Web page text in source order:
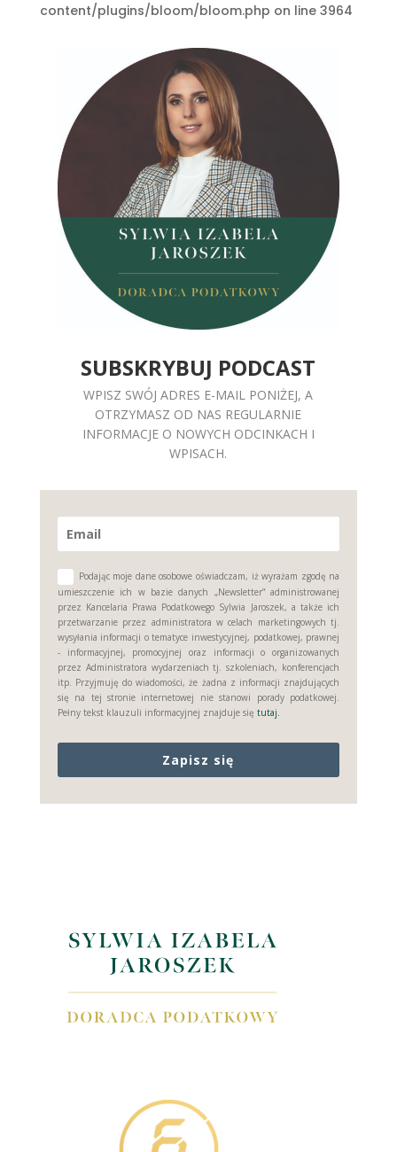
content/plugins/bloom/bloom.php on line 3964
SUBSKRYBUJ PODCAST
WPISZ SWÓJ ADRES E-MAIL PONIŻEJ, A
OTRZYMASZ OD NAS REGULARNIE
INFORMACJE O NOWYCH ODCINKACH I
WPISACH.
Podając moje dane osobowe oświadczam, iż wyrażam zgodę na
umieszczenie ich w bazie danych „Newsletter” administrowanej
przez Kancelaria Prawa Podatkowego Sylwia Jaroszek, a także ich
przetwarzanie przez administratora w celach marketingowych tj.
wysyłania informacji o tematyce inwestycyjnej, podatkowej, prawnej
- informacyjnej, promocyjnej oraz informacji o organizowanych
przez Administratora wydarzeniach tj. szkoleniach, konferencjach
itp. Przyjmuję do wiadomości, że żadna z informacji znajdujących
się na tej stronie internetowej nie stanowi porady podatkowej.
Pełny tekst klauzuli informacyjnej znajduje się tutaj.
Zapisz się